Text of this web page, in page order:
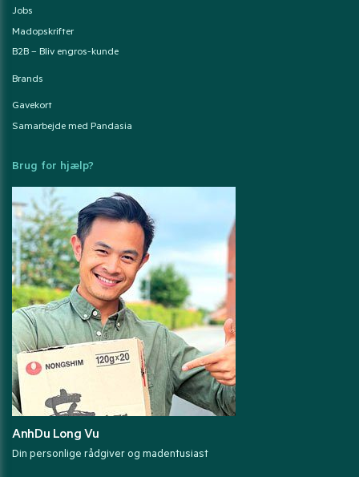
Jobs
Madopskrifter
B2B – Bliv engros-kunde
Brands
Gavekort
Samarbejde med Pandasia
Brug for hjælp?
AnhDu Long Vu
Din personlige rådgiver og madentusiast